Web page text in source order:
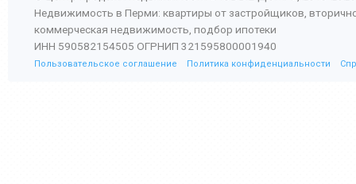
Недвижимость в Перми: квартиры от застройщиков,
коммерческая недвижимость, подбор ипотеки
ИНН 590582154505 ОГРНИП 321595800001940
Пользовательское соглашение Политика конфиденциальности